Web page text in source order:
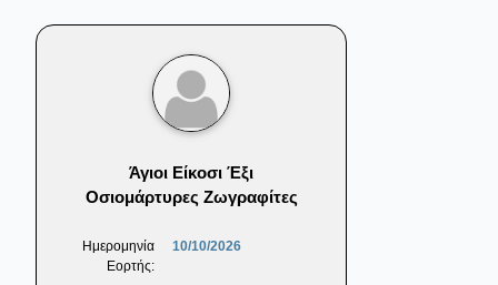
Άγιοι Είκοσι Έξι
Οσιομάρτυρες Ζωγραφίτες
Ημερομηνία
Εορτής:
10/10/2026